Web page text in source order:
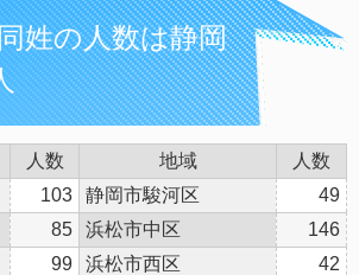
姓の人数は静岡
人数 地域
人数
103 静岡市駿河区
49
85 浜松市中区
146
99 浜松市西区
42